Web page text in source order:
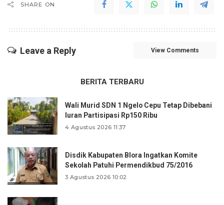
SHARE ON
Leave a Reply View Comments
BERITA TERBARU
Wali Murid SDN 1 Ngelo Cepu Tetap Dibebani
Iuran Partisipasi Rp150 Ribu
4 Agustus 2026 11:37
Disdik Kabupaten Blora Ingatkan Komite
Sekolah Patuhi Permendikbud 75/2016
3 Agustus 2026 10:02